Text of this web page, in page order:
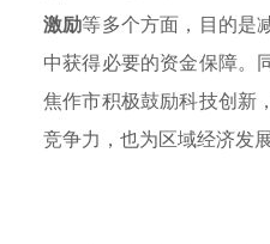
激励等多个方面，目的是
中获得必要的资金保障。
焦作市积极鼓励科技创新
竞争力，也为区域经济发